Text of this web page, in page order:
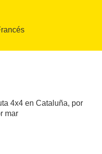
4x4 en Cataluña, por
mar